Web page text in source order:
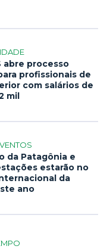
abre processo
profissionais de
com salários de
mil
da Patagônia e
estarão no
da
ano